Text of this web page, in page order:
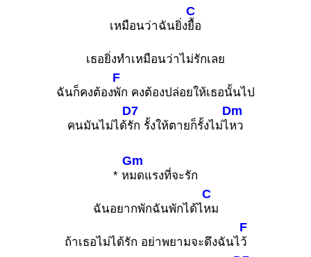
เหมือนว่าฉันยิ่ง
C
ยื้อ
เธอยิ่งทำเหมือนว่าไม่รักเลย
ฉันก็คงต้อง
F
พัก คงต้องปล่อยให้เธอนั้นไป
คนมันไม่ได้
D7
รัก รั้งให้ตายก็รั้งไม่ไ
Dm
หว
* ห
Gm
มดแรงที่จะรัก
ฉันอยากพักฉันพักได้ไ
C
หม
ถ้าเธอไม่ได้รัก อย่าพยามจะดึงฉันไ
F
ว้